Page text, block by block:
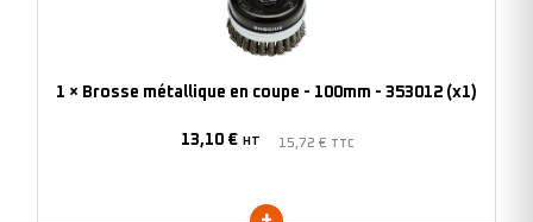
coupe
-
353012
1 × Brosse métallique en coupe - 100mm - 353012 (x1)
13,10 € HT 15,72 €